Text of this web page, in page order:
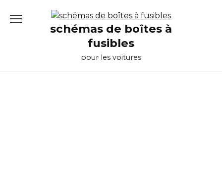
содержаниюschémas de boîtes à
fusibles
pour les voitures